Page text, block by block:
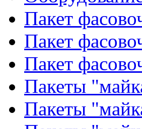
Пакет
Пакет
Пакет
Пакеты
Пакеты